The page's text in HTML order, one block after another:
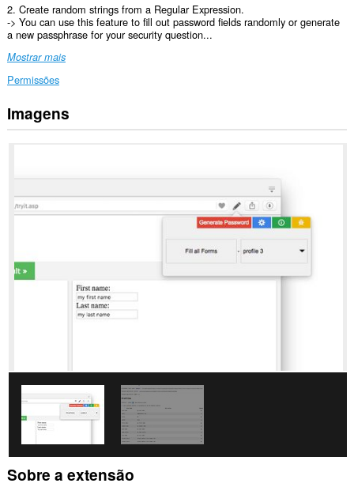
2. Create random strings from a Regular Expression.
-> You can use this feature to fill out password fields randomly or generate
a new passphrase for your security question...
Mostrar mais
Permissões
This
extension
display
them
the
system
Imagens
Sobre a extensão